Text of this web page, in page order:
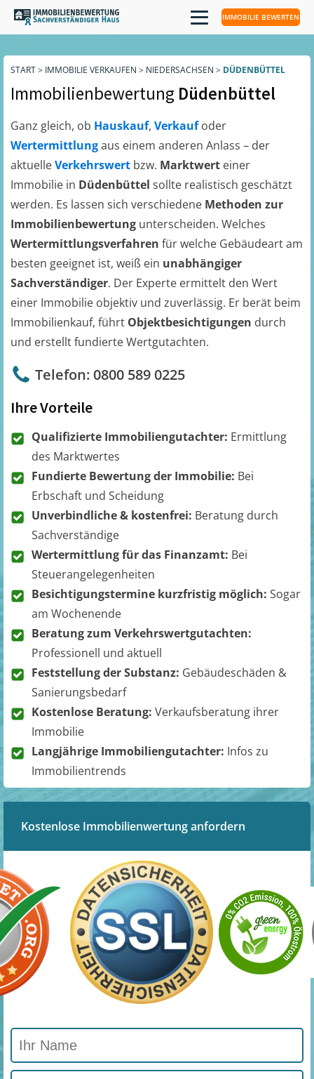
IMMOBILIE BEWERTEN
START> IMMOBILIE VERKAUFEN > NIEDERSACHSEN > DÜDENBÜTTEL
Immobilienbewertung Düdenbüttel
Ganz gleich, ob Hauskauf, Verkaufoder
Wertermittlungaus einem anderen Anlass – der
aktuelleVerkehrswert bzw. Marktwert einer
Immobilie in Düdenbüttel sollte realistisch geschätzt
werden. Es lassen sich verschiedene Methoden zur
Immobilienbewertung unterscheiden. Welches
Wertermittlungsverfahren für welche Gebäudeart am
besten geeignet ist, weiß ein unabhängiger
Sachverständiger. Der Experte ermittelt den Wert
einer Immobilie objektiv und zuverlässig. Er berät beim
Immobilienkauf, führt Objektbesichtigungen durch
und erstellt fundierte Wertgutachten.
Telefon: 0800 589 0225
Ihre Vorteile
Qualifizierte Immobiliengutachter: Ermittlung
des Marktwertes
Fundierte Bewertung der Immobilie: Bei
Erbschaft und Scheidung
Unverbindliche & kostenfrei: Beratung durch
Sachverständige
Wertermittlung für das Finanzamt: Bei
Steuerangelegenheiten
Besichtigungstermine kurzfristig möglich: Sogar
am Wochenende
Beratung zum Verkehrswertgutachten:
Professionell und aktuell
Feststellung der Substanz: Gebäudeschäden &
Sanierungsbedarf
Kostenlose Beratung: Verkaufsberatung ihrer
Immobilie
Langjährige Immobiliengutachter: Infos zu
Immobilientrends
Kostenlose Immobilienwertung anfordern